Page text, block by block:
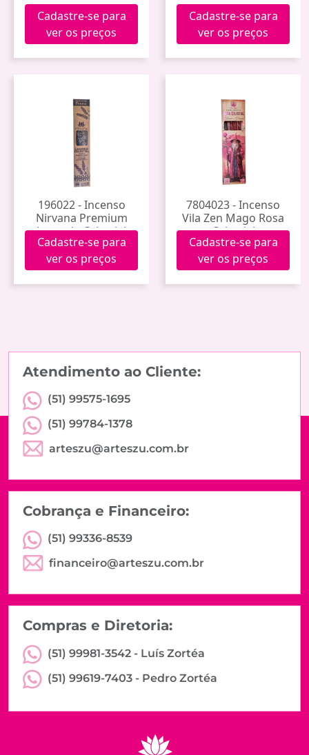
Cadastre-se para
ver os preços
Cadastre-se para
ver os preços
196022 - Incenso
Nirvana Premium
Lavanda Celestial
Cadastre-se para
ver os preços
7804023 - Incenso
Vila Zen Mago Rosa
Celestial
Cadastre-se para
ver os preços
Atendimento ao Cliente:
(51) 99575-1695
(51) 99784-1378
arteszu@arteszu.com.br
Cobrança e Financeiro:
(51) 99336-8539
financeiro@arteszu.com.br
Compras e Diretoria:
(51) 99981-3542 - Luís Zortéa
(51) 99619-7403 - Pedro Zortéa